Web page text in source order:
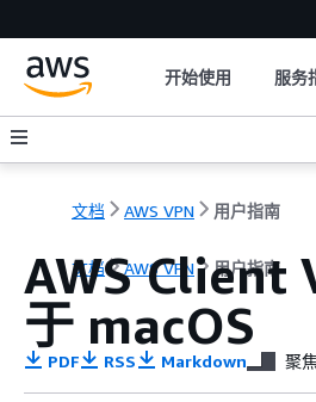
开始使用 服务
文档 AWS VPN 用户指南
文档 AWS VPN 用户指南
AWS Client
于 macOS
PDF RSS Markdown 聚